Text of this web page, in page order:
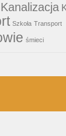
Kanalizacja
Szkoła Transport
śmieci